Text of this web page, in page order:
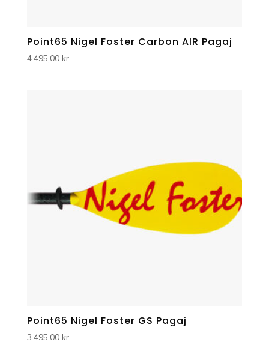
Point65 Nigel Foster Carbon AIR Pagaj
4.495,00 kr.
Point65 Nigel Foster GS Pagaj
3.495,00 kr.